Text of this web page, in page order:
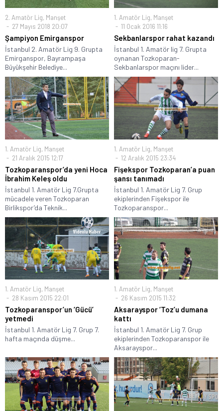
2. Amatör Lig, Manşet
27 Mayıs 2018 20:07
Şampiyon Emirganspor
İstanbul 2. Amatör Lig 9. Grupta
Emirganspor, Bayrampaşa
Büyükşehir Belediye...
1. Amatör Lig, Manşet
11 Ocak 2016 11:16
Sekbanlarspor rahat kazandı
İstanbul 1. Amatör lig 7. Grupta
oynanan Tozkoparan-
Sekbanlarspor maçını lider...
1. Amatör Lig, Manşet
21 Aralık 2015 12:17
Tozkoparanspor’da yeni Hoca
İbrahim Keleş oldu
İstanbul 1. Amatör Lig 7.Grupta
mücadele veren Tozkoparan
Birlikspor’da Teknik...
1. Amatör Lig, Manşet
12 Aralık 2015 23:34
Fişekspor Tozkoparan’a puan
şansı tanımadı
İstanbul 1. Amatör Lig 7. Grup
ekiplerinden Fişekspor ile
Tozkoparanspor...
1. Amatör Lig, Manşet
28 Kasım 2015 22:01
Tozkoparanspor’un ‘Gücü’
yetmedi
İstanbul 1. Amatör Lig 7. Grup 7.
hafta maçında düşme...
1. Amatör Lig, Manşet
26 Kasım 2015 11:32
Aksarayspor ‘Toz’u dumana
kattı
İstanbul 1. Amatör Lig 7. Grup
ekiplerinden Tozkoparanspor ile
Aksarayspor...